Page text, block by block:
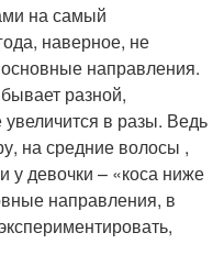
на самый
наверное, не
направления.
разной,
увеличится в разы. Ведь
на средние волосы ,
у девочки – «коса ниже
направления, в